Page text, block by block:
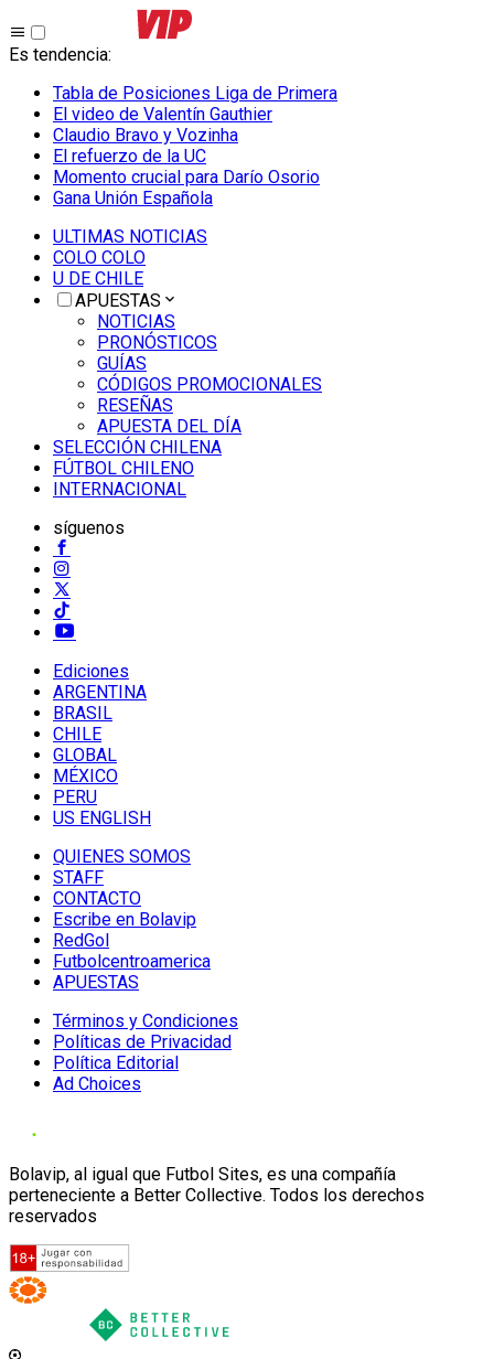
Es tendencia:
Tabla de Posiciones Liga de Primera
El video de Valentín Gauthier
Claudio Bravo y Vozinha
El refuerzo de la UC
Momento crucial para Darío Osorio
Gana Unión Española
ULTIMAS NOTICIAS
COLO COLO
U DE CHILE
APUESTAS
NOTICIAS
PRONÓSTICOS
GUÍAS
CÓDIGOS PROMOCIONALES
RESEÑAS
APUESTA DEL DÍA
SELECCIÓN CHILENA
FÚTBOL CHILENO
INTERNACIONAL
síguenos
Ediciones
ARGENTINA
BRASIL
CHILE
GLOBAL
MÉXICO
PERU
US ENGLISH
QUIENES SOMOS
STAFF
CONTACTO
Escribe en Bolavip
RedGol
Futbolcentroamerica
APUESTAS
Términos y Condiciones
Políticas de Privacidad
Política Editorial
Ad Choices
Bolavip, al igual que Futbol Sites, es una compañía
perteneciente a Better Collective. Todos los derechos
reservados